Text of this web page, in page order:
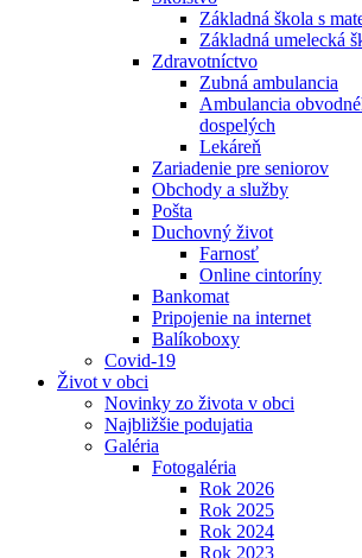
Základná škola s
Základná umelecká
Zdravotníctvo
Zubná ambulancia
Ambulancia
dospelých
Lekáreň
Zariadenie pre seniorov
Obchody a služby
Pošta
Duchovný život
Farnosť
Online cintoríny
Bankomat
Pripojenie na internet
Balíkoboxy
Covid-19
Život v obci
Novinky zo života v obci
Najbližšie podujatia
Galéria
Fotogaléria
Rok 2026
Rok 2025
Rok 2024
Rok 2023